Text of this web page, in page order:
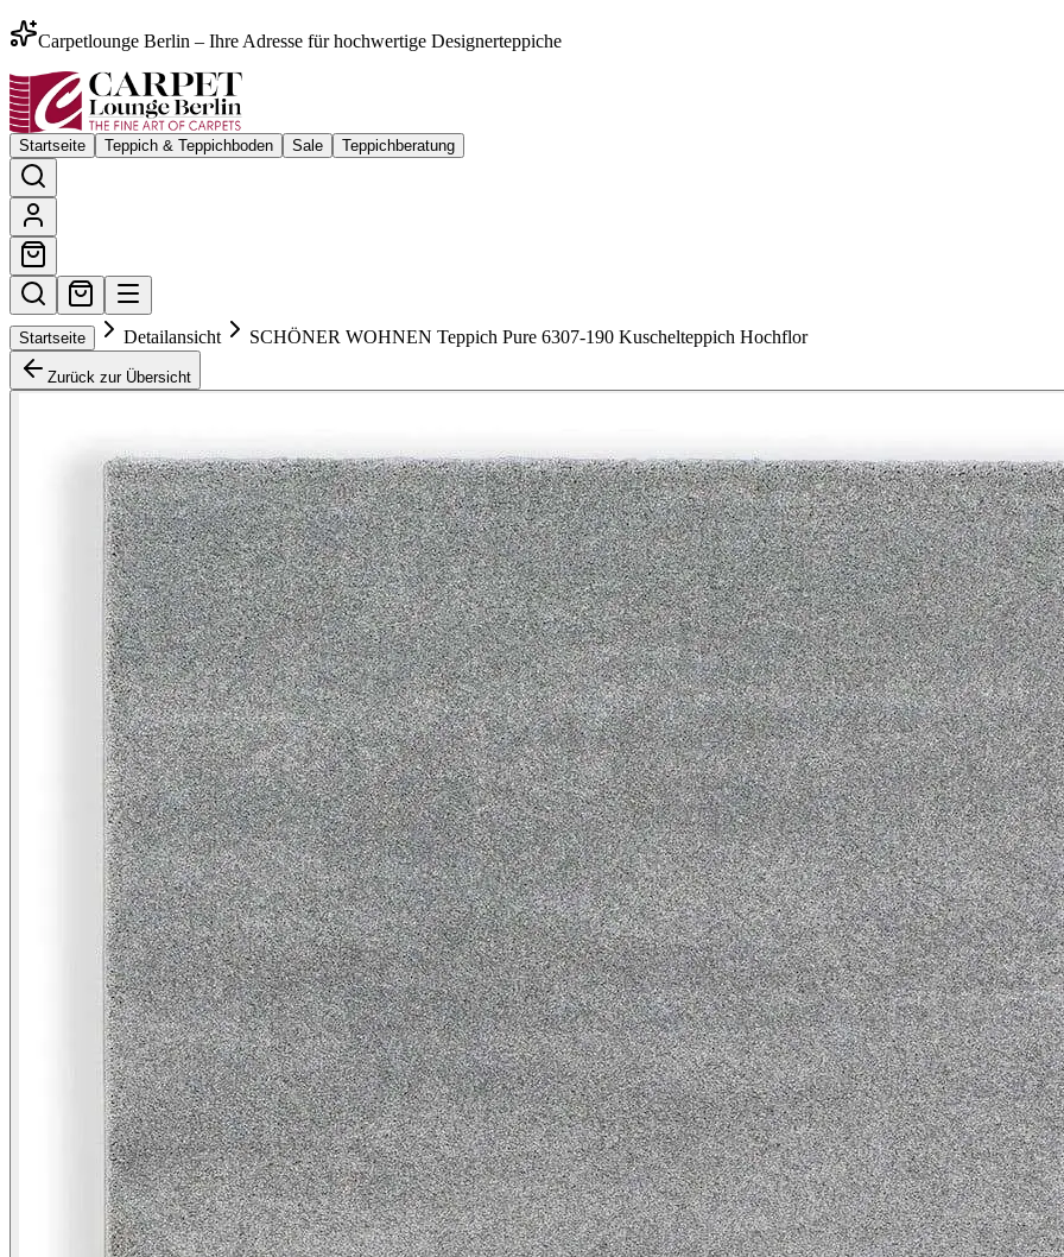
Carpetlounge Berlin – Ihre Adresse für hochwertige Designerteppiche
Startseite Teppich & Teppichboden Sale Teppichberatung
Startseite Detailansicht SCHÖNER WOHNEN Teppich Pure 6307-190 Kuschelteppich Hochflor
Zurück zur Übersicht